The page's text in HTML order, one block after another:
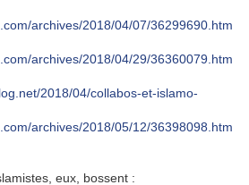
archives/2018/04/07/36299690.htm
archives/2018/04/29/36360079.htm
2018/04/collabos-et-islamo-
archives/2018/05/12/36398098.htm
eux, bossent :